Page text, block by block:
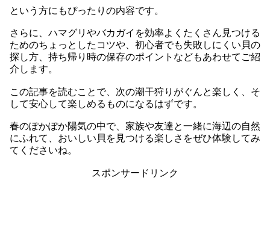
という方にもぴったりの内容です。
さらに、ハマグリやバカガイを効率よくたくさん見つける
ためのちょっとしたコツや、初心者でも失敗しにくい貝の
探し方、持ち帰り時の保存のポイントなどもあわせてご紹
介します。
この記事を読むことで、次の潮干狩りがぐんと楽しく、そ
して安心して楽しめるものになるはずです。
春のぽかぽか陽気の中で、家族や友達と一緒に海辺の自然
にふれて、おいしい貝を見つける楽しさをぜひ体験してみ
てくださいね。
スポンサードリンク